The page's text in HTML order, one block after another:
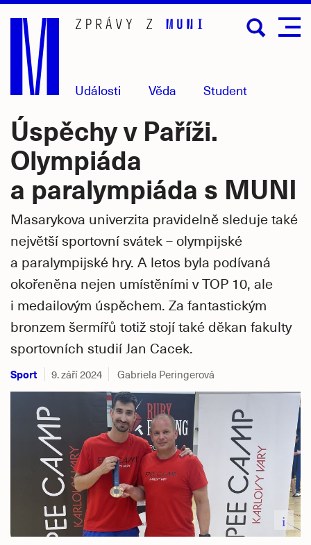
Přejít
hlavní
obsah
Události Věda Student
Úspěchy v Paříži.
Olympiáda
a paralympiáda s MUNI
Masarykova univerzita pravidelně sleduje také
největší sportovní svátek – olympijské
a paralympijské hry. A letos byla podívaná
okořeněna nejen umístěními v TOP 10, ale
i medailovým úspěchem. Za fantastickým
bronzem šermířů totiž stojí také děkan fakulty
sportovních studií Jan Cacek.
Sport 9. září 2024 Gabriela Peringerová
i